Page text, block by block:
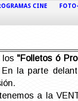
CINE
los "Folletos ó
En la parte
a la